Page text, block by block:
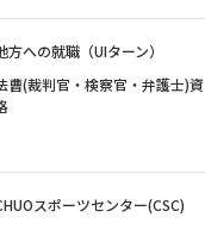
方への就職（UIターン）
曹(裁判官・検察官・弁護士)資
スポーツセンター(CSC)